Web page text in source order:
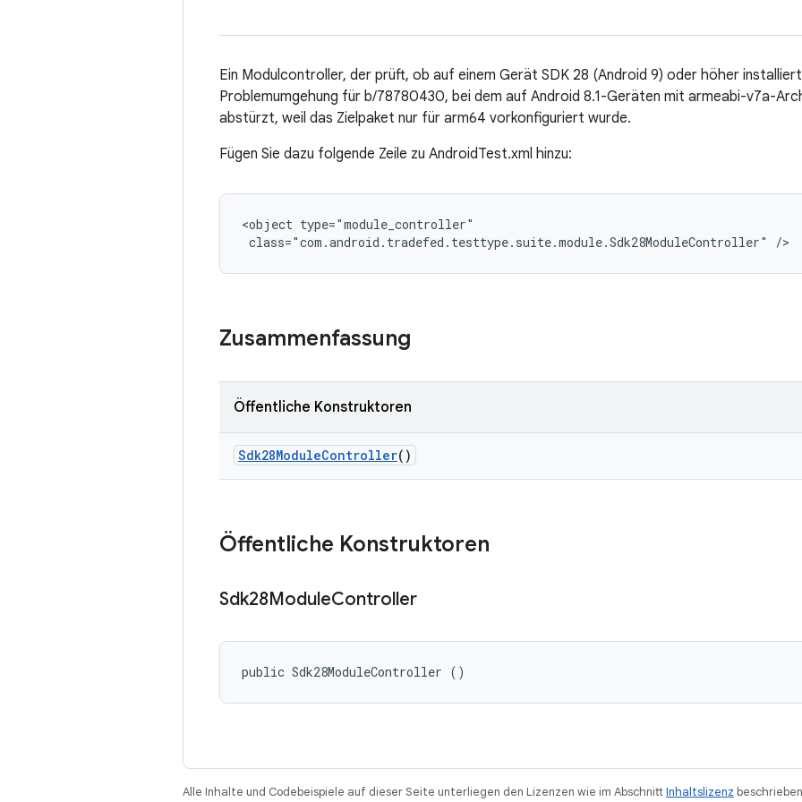
Ein Modulcontroller, der prüft, ob auf einem Gerät SDK 28 (Android 9) oder höher
Problemumgehung für b/78780430, bei dem auf Android 8.1-Geräten mit armeabi-v7a-
abstürzt, weil das Zielpaket nur für arm64 vorkonfiguriert wurde.
Fügen Sie dazu folgende Zeile zu AndroidTest.xml hinzu:
<object type="module_controller"
class="com.android.tradefed.testtype.suite.module.Sdk28ModuleController" />
Zusammenfassung
Öffentliche Konstruktoren
Sdk28ModuleController()
Öffentliche Konstruktoren
Sdk28ModuleController
public Sdk28ModuleController ()
Alle Inhalte und Codebeispiele auf dieser Seite unterliegen den Lizenzen wie im AbschnittInhaltslizenz